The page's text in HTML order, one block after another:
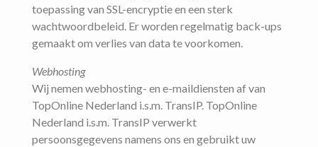
toepassing van SSL-encryptie en een sterk
wachtwoordbeleid. Er worden regelmatig back-ups
gemaakt om verlies van data te voorkomen.
Webhosting
Wij nemen webhosting- en e-maildiensten af van
TopOnline Nederland i.s.m. TransIP. TopOnline
Nederland i.s.m. TransIP verwerkt
persoonsgegevens namens ons en gebruikt uw